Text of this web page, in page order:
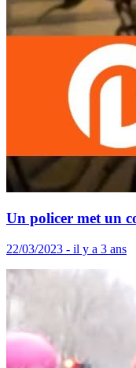
Un policer met un
22/03/2023 - il y a 3 ans